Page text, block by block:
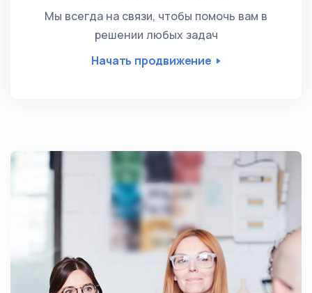
Мы всегда на связи, чтобы помочь вам в
решении любых задач
Начать продвижение